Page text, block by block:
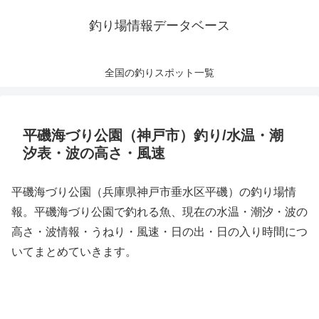
釣り場情報データベース
全国の釣りスポット一覧
平磯海づり公園（神戸市）釣り/水温・潮
汐表・波の高さ・風速
平磯海づり公園（兵庫県神戸市垂水区平磯）の釣り場情
報。平磯海づり公園で釣れる魚、現在の水温・潮汐・波の
高さ・波情報・うねり・風速・日の出・日の入り時間につ
いてまとめていきます。